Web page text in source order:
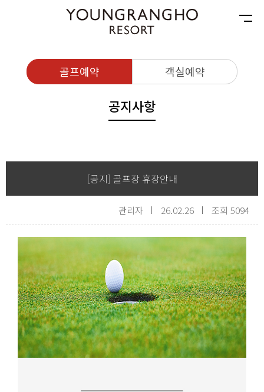
골프예약 객실예약
공지사항
[공지] 골프장 휴장안내
관리자 26.02.26 조회 5094